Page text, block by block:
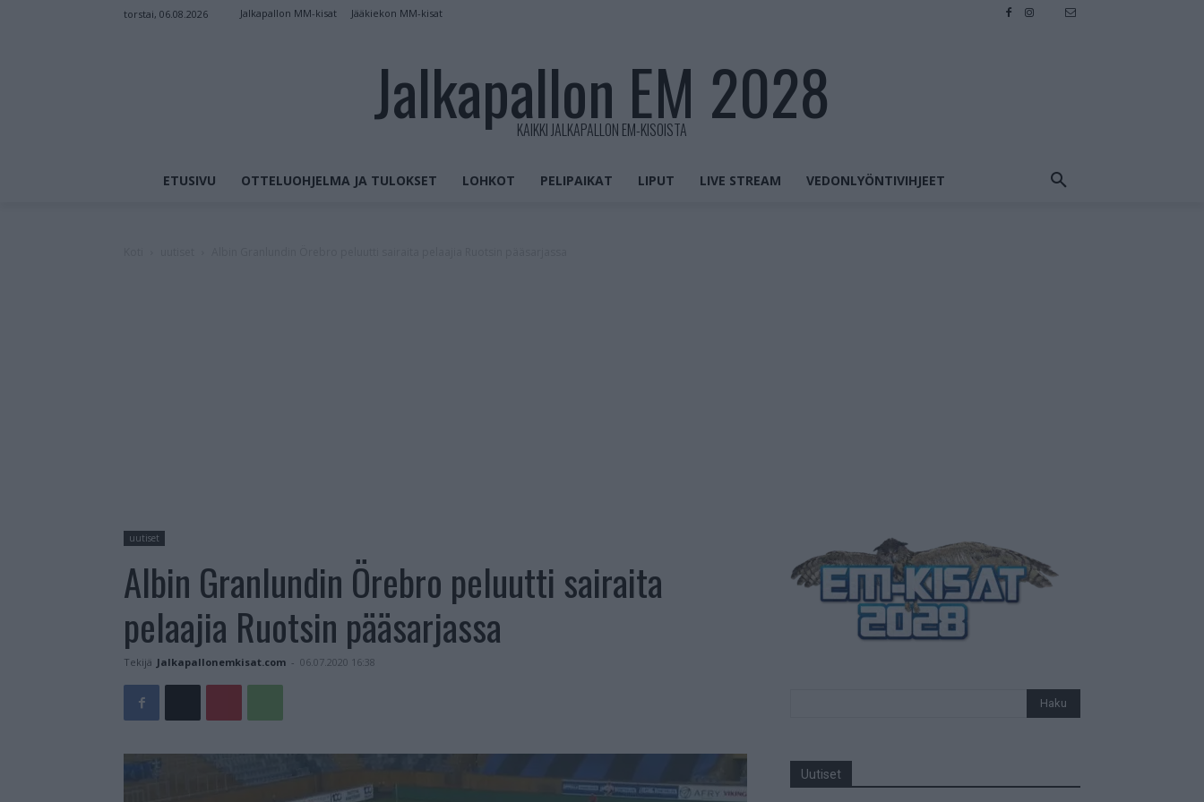
torstai, 06.08.2026 Jalkapallon MM-kisat Jääkiekon MM-kisat
Jalkapallon EM 2028
KAIKKI JALKAPALLON EM-KISOISTA
ETUSIVU OTTELUOHJELMA JA TULOKSET LOHKOT PELIPAIKAT LIPUT LIVE STREAM VEDONLYÖNTIVIHJEET
uutiset
Albin Granlundin Örebro peluutti sairaita
pelaajia Ruotsin pääsarjassa
Tekijä Jalkapallonemkisat.com - 06.07.2020 16:38
Uutiset